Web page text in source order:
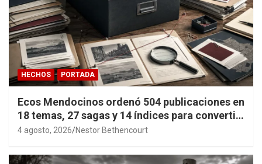
HECHOS PORTADA
Ecos Mendocinos ordenó 504 publicaciones en
18 temas, 27 sagas y 14 índices para convertir
años de investigación en memoria pública
4 agosto, 2026 Nestor Bethencourt